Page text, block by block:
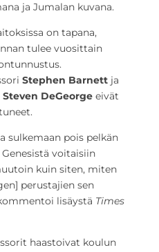
ja Jumalan kuvana.
on tapana,
tulee vuosittain
Stephen Barnett ja
Steven DeGeorge eivät
sulkemaan pois pelkän
voitaisiin
kuin siten, miten
perustajien sen
lisäystä Times
haastoivat koulun